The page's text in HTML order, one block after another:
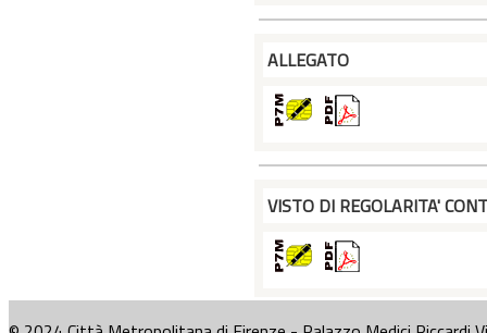
ALLEGATO
VISTO DI REGOLARITA'